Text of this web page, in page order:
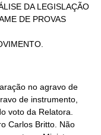
no agravo de
de instrumento,
voto da Relatora.
Carlos Britto. Não